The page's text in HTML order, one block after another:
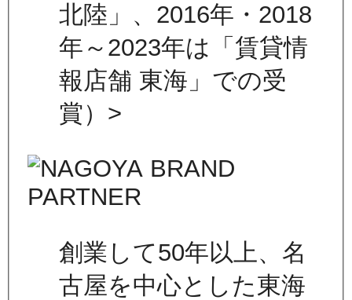
北陸」、2016年・2018
年～2023年は「賃貸情
報店舗 東海」での受
賞）>
創業して50年以上、名
古屋を中心とした東海